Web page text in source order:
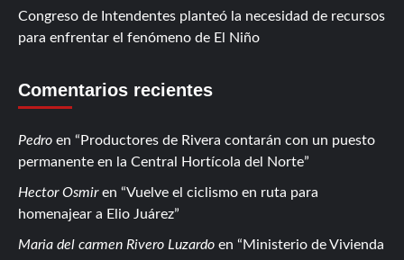
Congreso de Intendentes planteó la necesidad de recursos
para enfrentar el fenómeno de El Niño
Comentarios recientes
Pedro en
Productores de Rivera contarán con un puesto
permanente en la Central Hortícola del Norte
Hector Osmiren
Vuelve el ciclismo en ruta para
homenajear a Elio Juárez
Maria del carmen Rivero Luzardo en
Ministerio de Vivienda